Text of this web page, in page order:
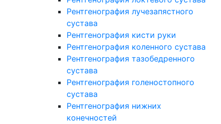
Рентгенография лучезапястного
сустава
Рентгенография кисти руки
Рентгенография коленного сустава
Рентгенография тазобедренного
сустава
Рентгенография голеностопного
сустава
Рентгенография нижних
конечностей